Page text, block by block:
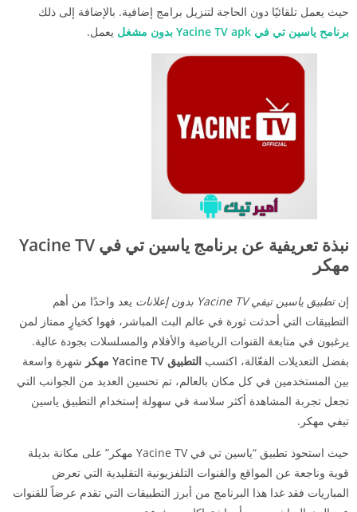
حيث يعمل تلقائيًا دون الحاجة لتنزيل برامج إضافية. بالإضافة إلى ذلك
برنامح ياسين تي في Yacine TV apk بدون مشغل
يعمل.
نبذة تعريفية عن برنامج ياسين تي في Yacine TV
مهكر
إنتطبيق ياسين تيفي Yacine TV بدون إعلانات
يعد واحدًا من أهم
التطبيقات التي أحدثت ثورة في عالم البث المباشر، فهوا كخيارٍ ممتاز لمن
يرغبون في متابعة القنوات الرياضية والأفلام والمسلسلات بجودة عالية.
بفضل التعديلات الفعّالة، اكتسب التطبيق Yacine TV مهكر
شهرة واسعة
بين المستخدمين في كل مكان بالعالم، تم تحسين العديد من الجوانب التي
تجعل تجربة المشاهدة أكثر سلاسة في سهولة إستخدام التطبيق ياسين
تيفي مهكر.
حيث استحوذ تطبيق “ياسين تي في Yacine TV مهكر” على مكانة بديلة
قوية وناجعة عن المواقع والقنوات التلفزيونية التقليدية التي تعرض
المباريات فقد غدا هذا البرنامج من أبرز التطبيقات التي تقدم عرضاً للقنوات